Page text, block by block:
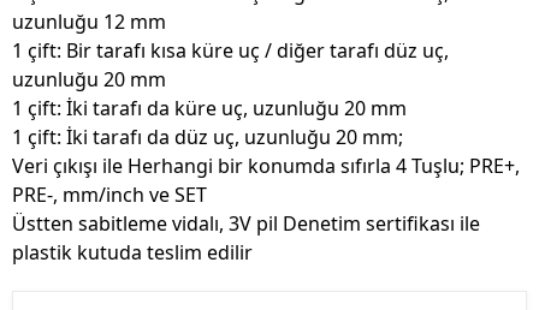
uzunluğu 12 mm
1 çift: Bir tarafı kısa küre uç / diğer tarafı düz uç,
uzunluğu 20 mm
1 çift: İki tarafı da küre uç, uzunluğu 20 mm
1 çift: İki tarafı da düz uç, uzunluğu 20 mm;
Veri çıkışı ile Herhangi bir konumda sıfırla 4 Tuşlu; PRE+,
PRE-, mm/inch ve SET
Üstten sabitleme vidalı, 3V pil Denetim sertifikası ile
plastik kutuda teslim edilir